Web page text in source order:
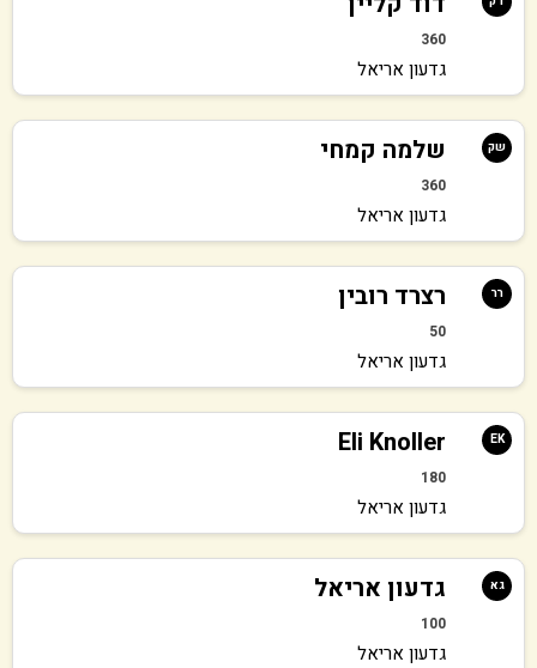
360
גדעון אריאל
שלמה קמחי
360
גדעון אריאל
שק
רצרד רובין
50
גדעון אריאל
רר
Eli Knoller
180
גדעון אריאל
EK
גדעון אריאל
100
גדעון אריאל
גא